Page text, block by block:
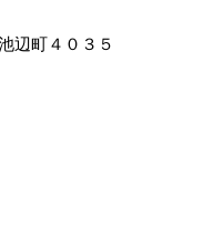
辺町４０３５